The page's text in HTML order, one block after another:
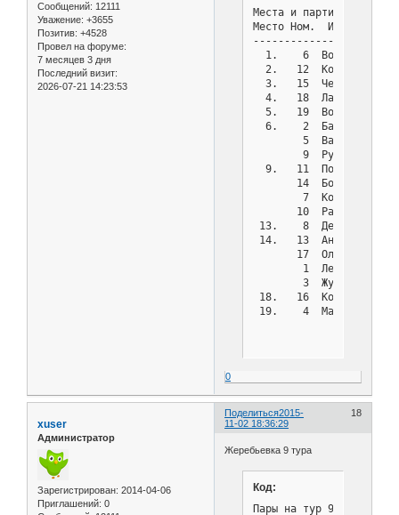
Сообщений: 12111
Уважение: +3655
Позитив: +4528
Провел на форуме:
7 месяцев 3 дня
Последний визит:
2026-07-21 14:23:53
Места и партии после
Место Ном.  Имя
1.    6  Волович
2.   12  Колмыков
3.   15  Чернов
4.   18  Ланевский
5.   19  Волков
6.    2
5  Васильев
9  Рубцов
9.   11  Полухин
14  Божок
7  Коптев
10  Рагимли
13.    8  Денисенко
14.   13  Андреев
17  Ольховик
1  Лесных
3  Журова Анна
18.   16
19.    4  Малина
0
Поделиться 18
2015-
11-02 18:36:29
xuser
Администратор
Зарегистрирован: 2014-04-06
Приглашений: 0
Жеребьевка 9 тура
Код:
Пары на тур 9 - Турнир